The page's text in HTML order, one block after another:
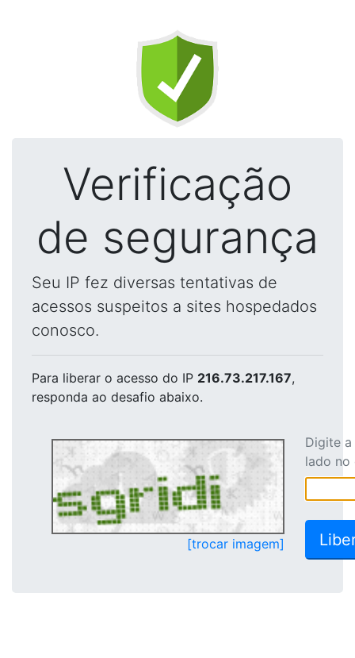
Verificação
de segurança
Seu IP fez diversas tentativas de
acessos suspeitos a sites hospedados
conosco.
Para liberar o acesso do IP 216.73.217.167,
responda ao desafio abaixo.
[trocar imagem]
Digite
lado no